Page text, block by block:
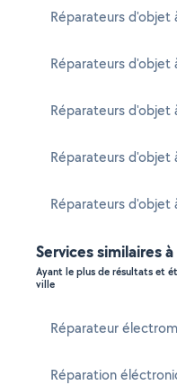
Réparateurs d'objet
Réparateurs d'objet
Réparateurs d'objet
Réparateurs d'objet
Réparateurs d'objet
Services similaires
Ayant le plus de résultats et
ville
Réparateur
Réparation